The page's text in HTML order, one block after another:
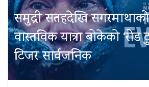
समुद्री सतहदेखि
वास्तविक यात्रा बोकेको
टिजर सार्वजनिक